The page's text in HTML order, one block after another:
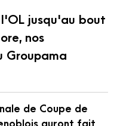
jusqu'au bout
nos
Groupama
de Coupe de